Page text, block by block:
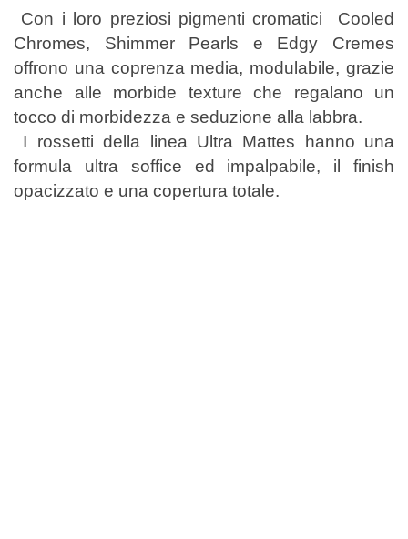
Con i loro preziosi pigmenti cromatici Cooled
Chromes, Shimmer Pearls e Edgy Cremes
offrono una coprenza media, modulabile, grazie
anche alle morbide texture che regalano un
tocco di morbidezza e seduzione alla labbra.
I rossetti della linea Ultra Mattes hanno una
formula ultra soffice ed impalpabile, il finish
opacizzato e una copertura totale.